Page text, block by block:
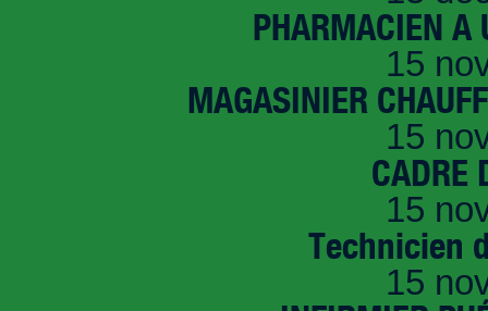
PHARMACIEN A
15
MAGASINIER
15
CADRE
15
Technicien
15